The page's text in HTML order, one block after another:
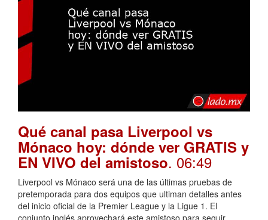
Qué canal pasa Liverpool vs
Mónaco hoy: dónde ver GRATIS y
EN VIVO del amistoso. 06:49
Liverpool vs Mónaco será una de las últimas pruebas de
pretemporada para dos equipos que ultiman detalles antes
del inicio oficial de la Premier League y la Ligue 1. El
conjunto inglés aprovechará este amistoso para seguir